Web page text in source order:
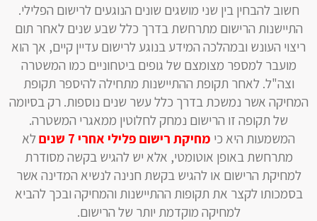
חשוב להבחין בין שני מושגים שונים הנוגעים לרישום הפלילי.
התיישנות הרישום מתרחשת בדרך כלל שבע שנים לאחר תום
ריצוי העונש ובמהלכה המידע בנוגע לרישום עדיין קיים, אך הוא
מועבר למספר מצומצם של גופים ביטחוניים כמו המשטרה
וצה"ל. לאחר תקופת ההתיישנות מתחילה להיספר תקופת
המחיקה אשר נמשכת בדרך כלל עשר שנים נוספות. רק בסיומה
של תקופה זו הרישום נמחק לחלוטין ממאגרי המשטרה.
המשמעות היא כי מחיקת רישום פלילי אחרי 7 שנים
לא
מתרחשת באופן אוטומטי, אלא יש להגיש בקשה מסודרת
למחיקת הרישום או להגיש בקשת חנינה לנשיא המדינה אשר
בסמכותו לקצר את תקופות ההתיישנות והמחיקה ובכך להביא
למחיקה מוקדמת יותר של הרישום.